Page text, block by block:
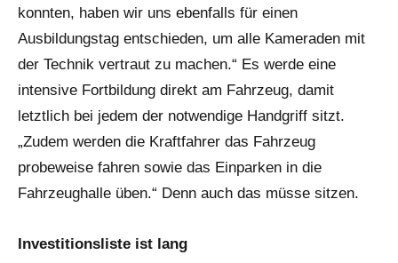
konnten, haben wir uns ebenfalls für einen
Ausbildungstag entschieden, um alle Kameraden mit
der Technik vertraut zu machen.“ Es werde eine
intensive Fortbildung direkt am Fahrzeug, damit
letztlich bei jedem der notwendige Handgriff sitzt.
„Zudem werden die Kraftfahrer das Fahrzeug
probeweise fahren sowie das Einparken in die
Fahrzeughalle üben.“ Denn auch das müsse sitzen.
Investitionsliste ist lang